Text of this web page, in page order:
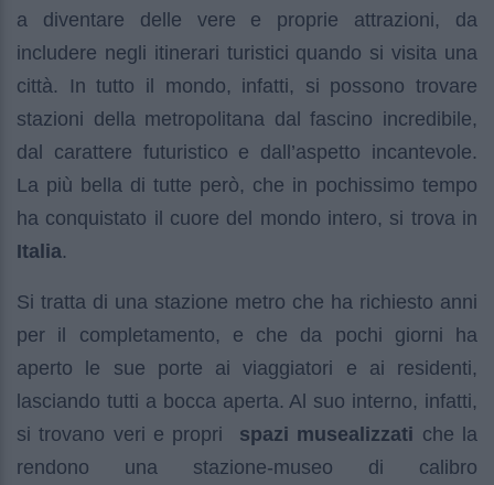
a diventare delle vere e proprie attrazioni, da
includere negli itinerari turistici quando si visita una
città. In tutto il mondo, infatti, si possono trovare
stazioni della metropolitana dal fascino incredibile,
dal carattere futuristico e dall’aspetto incantevole.
La più bella di tutte però, che in pochissimo tempo
ha conquistato il cuore del mondo intero, si trova in
Italia.
Si tratta di una stazione metro che ha richiesto anni
per il completamento, e che da pochi giorni ha
aperto le sue porte ai viaggiatori e ai residenti,
lasciando tutti a bocca aperta. Al suo interno, infatti,
si trovano veri e propri spazi musealizzati che la
rendono una stazione-museo di calibro